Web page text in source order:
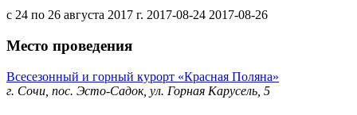
с 24 по 26 августа 2017 г. 2017-08-24 2017-08-26
Место проведения
Всесезонный и горный курорт «Красная Поляна»
г. Сочи, пос. Эсто-Садок, ул. Горная Карусель, 5